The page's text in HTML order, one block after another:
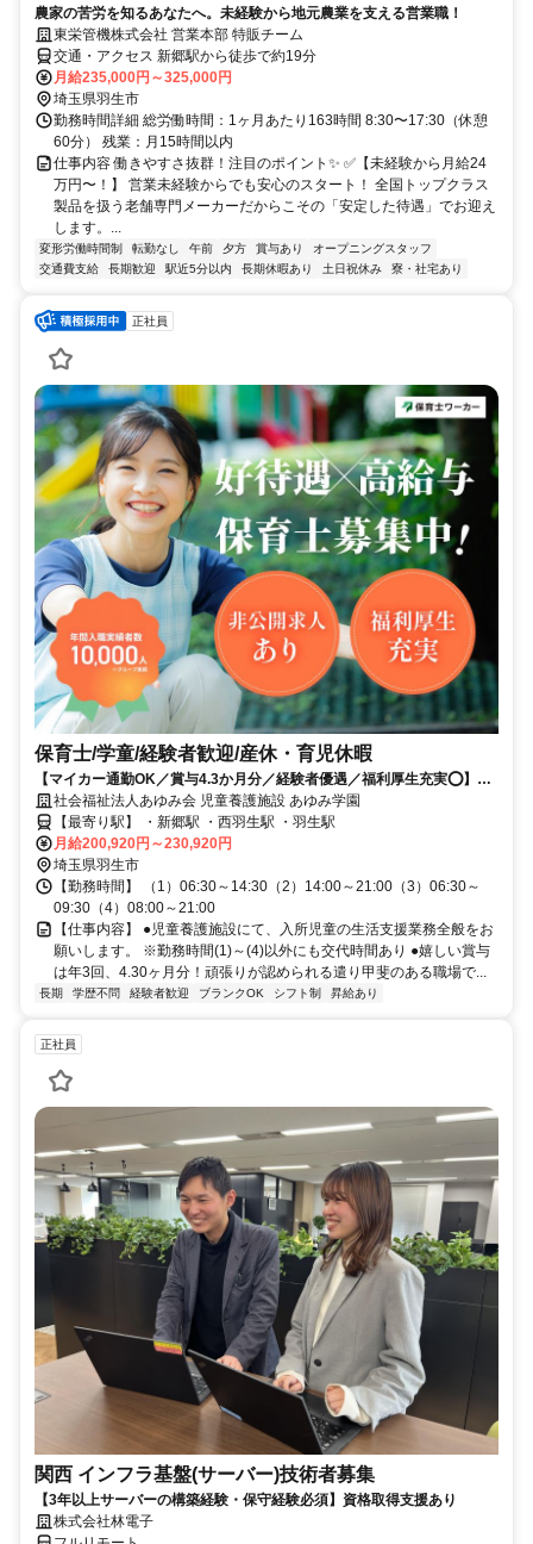
農家の苦労を知るあなたへ。未経験から地元農業を支える営業職！
東栄管機株式会社 営業本部 特販チーム
交通・アクセス 新郷駅から徒歩で約19分
月給235,000円～325,000円
埼玉県羽生市
勤務時間詳細 総労働時間：1ヶ月あたり163時間 8:30〜17:30（休憩
60分） 残業：月15時間以内
仕事内容 働きやすさ抜群！注目のポイント✨ ✅【未経験から月給24
万円〜！】 営業未経験からでも安心のスタート！ 全国トップクラス
製品を扱う老舗専門メーカーだからこその「安定した待遇」でお迎え
します。...
変形労働時間制 転勤なし 午前 夕方 賞与あり
オープニングスタッフ
交通費支給
長期歓迎 駅近5分以内 長期休暇あり 土日祝休み 寮・社宅あり
正社員
保育士/学童/経験者歓迎/産休・育児休暇
【マイカー通勤OK／賞与4.3か月分／経験者優遇／福利厚生充実⭕】児
童養護施設でのお仕事です✨
社会福祉法人あゆみ会 児童養護施設 あゆみ学園
【最寄り駅】 ・新郷駅 ・西羽生駅 ・羽生駅
月給200,920円～230,920円
埼玉県羽生市
【勤務時間】 （1）06:30～14:30（2）14:00～21:00（3）06:30～
09:30（4）08:00～21:00
【仕事内容】 ●児童養護施設にて、入所児童の生活支援業務全般をお
願いします。 ※勤務時間(1)～(4)以外にも交代時間あり ●嬉しい賞与
は年3回、4.30ヶ月分！頑張りが認められる遣り甲斐のある職場で...
長期 学歴不問 経験者歓迎 ブランクOK シフト制 昇給あり
正社員
関西 インフラ基盤(サーバー)技術者募集
【3年以上サーバーの構築経験・保守経験必須】資格取得支援あり
株式会社林電子